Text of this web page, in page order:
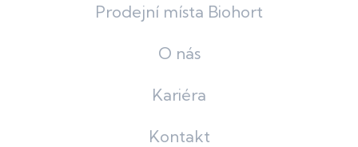
Prodejní místa Biohort
O nás
Kariéra
Kontakt